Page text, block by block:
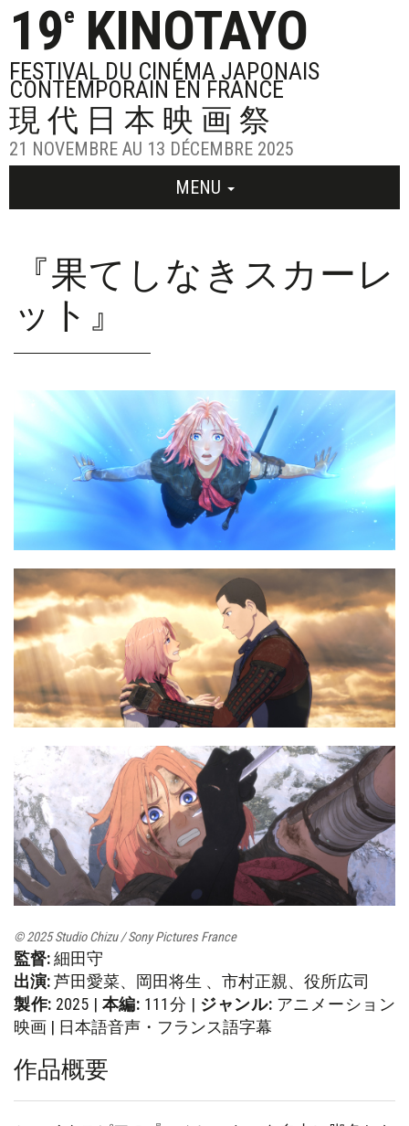
19eKINOTAYO
FESTIVAL DU CINÉMA JAPONAIS
CONTEMPORAIN EN FRANCE
現代日本映画祭
21 NOVEMBRE AU 13 DÉCEMBRE 2025
MENU
『果てしなきスカーレ
ット』
© 2025 Studio Chizu / Sony Pictures France
監督:細田守
出演:芦田愛菜、岡田将生 、市村正親、役所広司
製作: 2025 | 本編: 111分 | ジャンル:アニメーション
映画 | 日本語音声・フランス語字幕
作品概要